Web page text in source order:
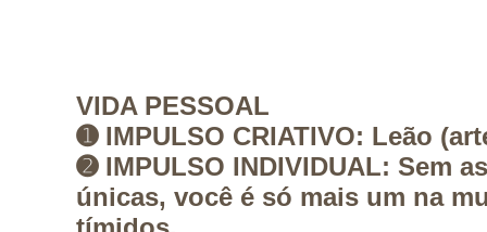
VIDA PESSOAL
➊ IMPULSO CRIATIVO: Leão
➋ IMPULSO INDIVIDUAL: Sem
únicas, você é só mais um na